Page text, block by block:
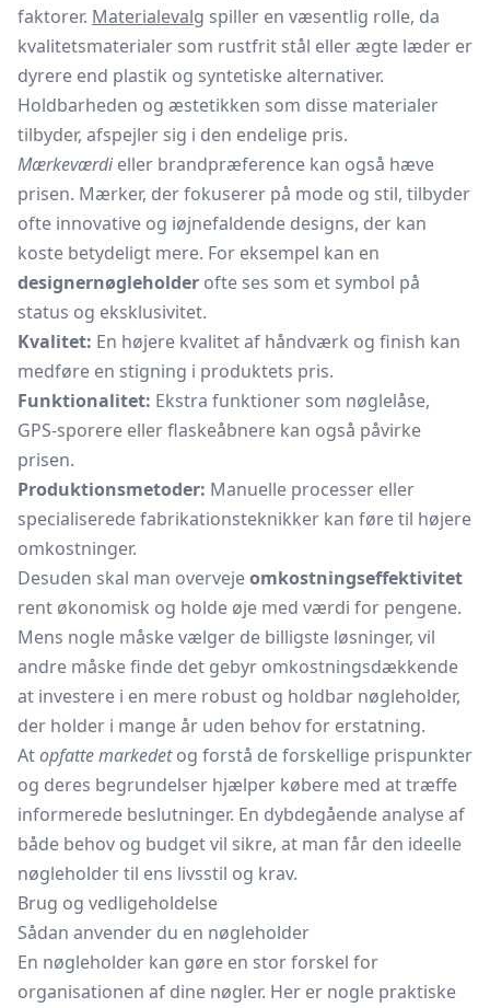
faktorer. Materialevalg spiller en væsentlig rolle, da
kvalitetsmaterialer som rustfrit stål eller ægte læder er
dyrere end plastik og syntetiske alternativer.
Holdbarheden og æstetikken som disse materialer
tilbyder, afspejler sig i den endelige pris.
Mærkeværdieller brandpræference kan også hæve
prisen. Mærker, der fokuserer på mode og stil, tilbyder
ofte innovative og iøjnefaldende designs, der kan
koste betydeligt mere. For eksempel kan en
designernøgleholder ofte ses som et symbol på
status og eksklusivitet.
Kvalitet: En højere kvalitet af håndværk og finish kan
medføre en stigning i produktets pris.
Funktionalitet: Ekstra funktioner som nøglelåse,
GPS-sporere ellerflaskeåbnere kan også påvirke
prisen.
Produktionsmetoder: Manuelle processer eller
specialiserede fabrikationsteknikker kan føre til højere
omkostninger.
Desuden skal man overvejeomkostningseffektivitet
rent økonomisk og holde øje med værdi for pengene.
Mens nogle måske vælger de billigste løsninger, vil
andre måske finde det gebyr omkostningsdækkende
at investere i en mere robust og holdbar nøgleholder,
der holder i mange år uden behov for erstatning.
Atopfatte markedetog forstå de forskellige prispunkter
og deres begrundelser hjælper købere med at træffe
informerede beslutninger. En dybdegående analyse af
både behov og budget vil sikre, at man får den ideelle
nøgleholder til ens livsstil og krav.
Brug og vedligeholdelse
Sådan anvender du en nøgleholder
En nøgleholder kan gøre en stor forskel for
organisationen af dine nøgler. Her er nogle praktiske